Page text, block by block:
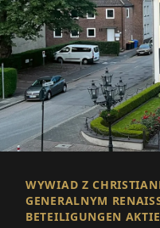
WYWIAD Z
GENERALNYM
BETEILIGUNGEN